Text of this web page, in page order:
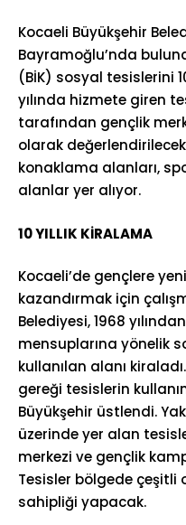
Kocaeli Büyükşehir
Bayramoğlu’nda
(BİK) sosyal tesislerini
yılında hizmete giren
tarafından gençlik
olarak
konaklama alanları,
alanlar yer alıyor.
10 YILLIK KİRALAMA
Kocaeli’de gençlere
kazandırmak için
Belediyesi, 1968
mensuplarına yönelik
kullanılan alanı
gereği tesislerin
Büyükşehir üstlendi.
üzerinde yer alan
merkezi ve gençlik
Tesisler bölgede
sahipliği yapacak.